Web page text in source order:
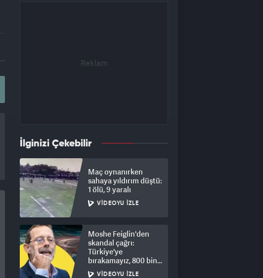
İlginizi Çekebilir
Maç oynanırken
sahaya yıldırım düştü:
1 ölü, 9 yaralı
VIDEOYU İZLE
Moshe Feiglin'den
skandal çağrı:
Türkiye'ye
bırakamayız, 800 bin
kişi için derhal sürgün!
VIDEOYU İZLE